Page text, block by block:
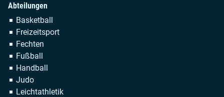
Abteilungen
Navigation
überspringen
Basketball
Freizeitsport
Fechten
Fußball
Handball
Judo
Leichtathletik